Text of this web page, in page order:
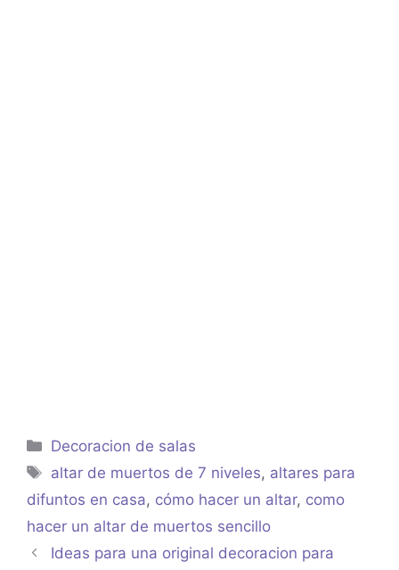
Categorías
Decoracion de salas
Etiquetas
altar de muertos de 7 niveles, altares para
difuntos en casa, cómo hacer un altar, como
hacer un altar de muertos sencillo
Ideas para una original decoracion para